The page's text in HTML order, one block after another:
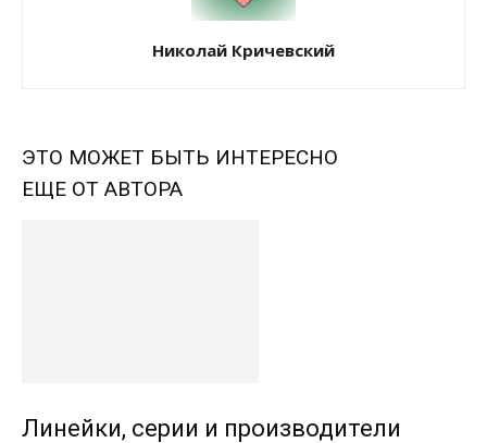
Николай Кричевский
ЭТО МОЖЕТ БЫТЬ ИНТЕРЕСНО
ЕЩЕ ОТ АВТОРА
Линейки, серии и производители